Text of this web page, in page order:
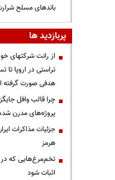
باندهای مسلح
پربازدید ها
از رانت‌ شرکتهای
تراستی در اروپا تا
هدفی صورت
چرا قالب وافل
پروژه‌های مدرن
جزئیات مذاکرات
هرمز
تخم‌مرغ‌هایی که در
اثبات شود